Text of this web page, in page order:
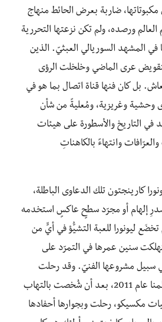
ضاربة بعرض الحائط منهاج
ورصده، ولم تكن نزعتها التحررية
في المشهد السوريالي العبثيّ. الذين
عرى الماضي وخلخلت الرؤى
بل كان فنها قناة اتصال بما هو في
وحشية وغريزية، ومُعليةً من شأن
في التاريخ والأسطورة على هيئات
وانتهاءً بالكاهناتِ
كارينجتون تلك الدعاوى الباطلة،
إلهام أو مجرّد سطحٍ عاكسٍ استخدمه
تخضَع ليونورا للعبة التشيُّؤ في أيٍّ من
سنين عمرها في التمرّد على
سبيل مشروعها الفنيّ. وقد رحلت
ليونورا كارنجتون عن عالمنا عام 2011، بعد أن شُخصت بالتهاب
مكسيكو، رحلت وبجوارها أحفادها